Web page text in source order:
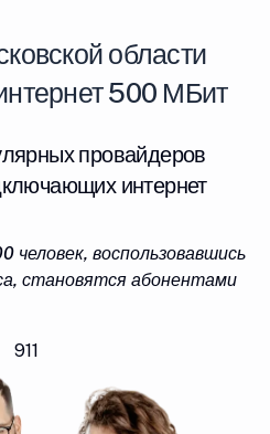
области
500 МБит
провайдеров
интернет
человек, воспользовавшись
становятся абонентами
911